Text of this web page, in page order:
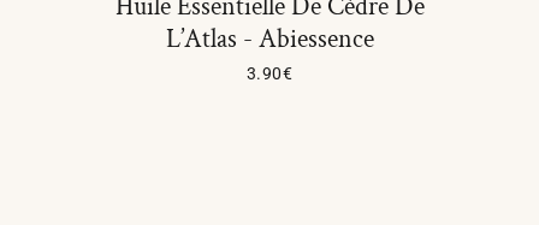
L’Atlas - Abiessence
3.90€